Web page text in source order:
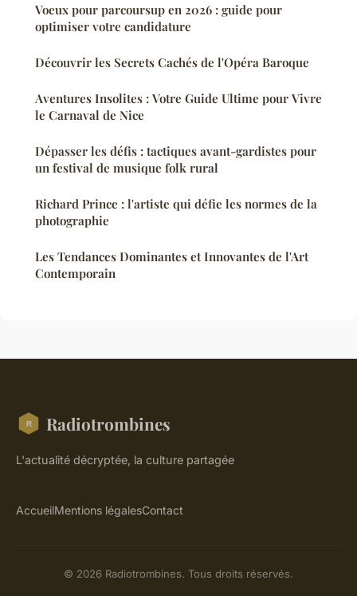
Voeux pour parcoursup en 2026 : guide pour
optimiser votre candidature
Découvrir les Secrets Cachés de l'Opéra Baroque
Aventures Insolites : Votre Guide Ultime pour Vivre
le Carnaval de Nice
Dépasser les défis : tactiques avant-gardistes pour
un festival de musique folk rural
Richard Prince : l'artiste qui défie les normes de la
photographie
Les Tendances Dominantes et Innovantes de l'Art
Contemporain
Radiotrombines
L'actualité décryptée, la culture partagée
AccueilMentions légalesContact
© 2026 Radiotrombines. Tous droits réservés.